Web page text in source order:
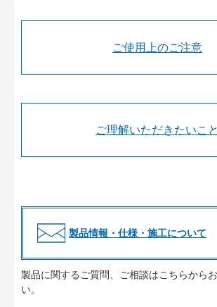
ご使用上のご注意
ご理解いただきたいこと
製品情報・仕様・施工について
製品に関するご質問、ご相談はこちらから
い。